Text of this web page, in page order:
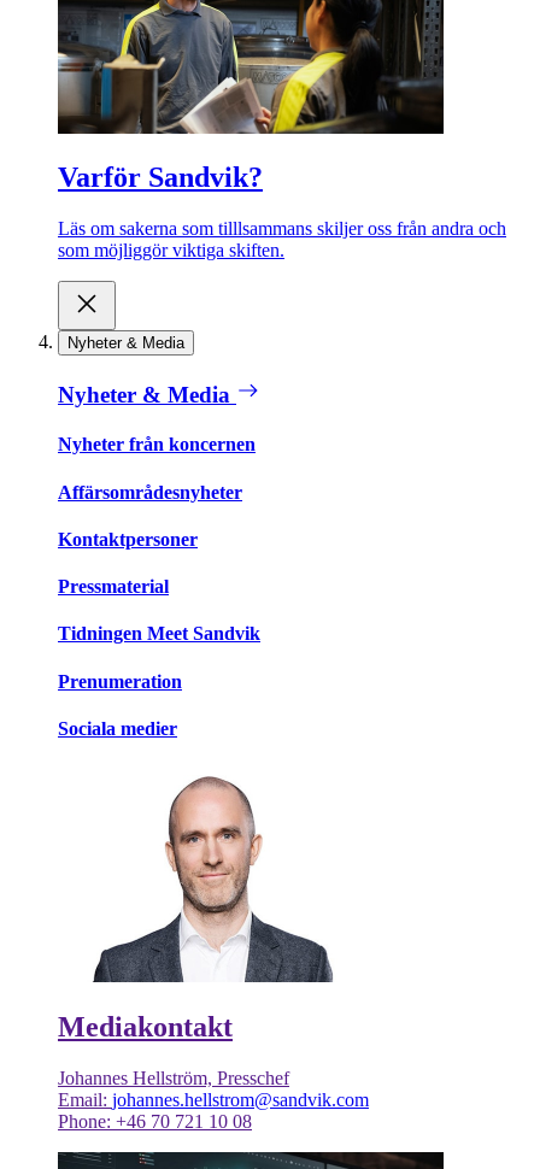
Varför Sandvik?
Läs om sakerna som tilllsammans skiljer oss från andra och
som möjliggör viktiga skiften.
Nyheter & Media
Nyheter & Media
Nyheter från koncernen
Affärsområdesnyheter
Kontaktpersoner
Pressmaterial
Tidningen Meet Sandvik
Prenumeration
Sociala medier
Mediakontakt
Johannes Hellström, Presschef
Email: johannes.hellstrom@sandvik.com
Phone: +46 70 721 10 08